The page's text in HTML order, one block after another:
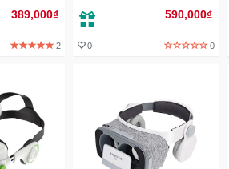
389,000₫
2
590,000₫
0 0